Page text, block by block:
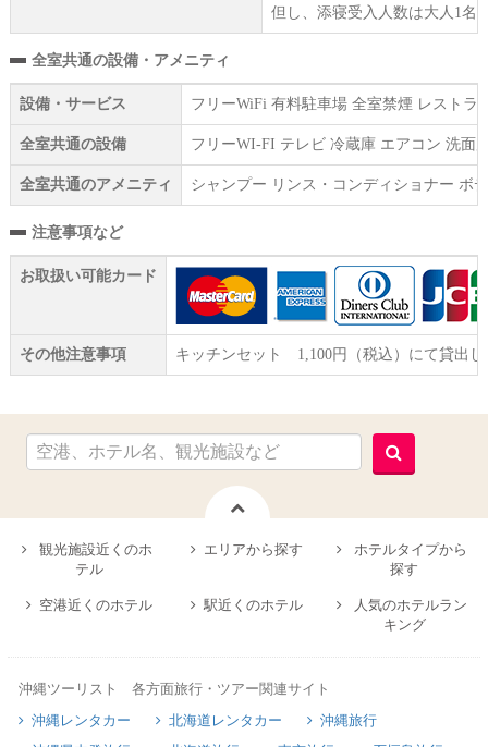
但し、添寝受入人数は大人1名
全室共通の設備・アメニティ
設備・サービス フリーWiFi 有料駐車場 全室禁煙 レスト
全室共通の設備 フリーWI‐FI テレビ 冷蔵庫 エアコン 洗面
全室共通のアメニティ シャンプー リンス・コンディショナー ボ
注意事項など
お取扱い可能カード
その他注意事項 キッチンセット 1,100円（税込）にて貸出し
観光施設近くのホ
テル
エリアから探す
ホテルタイプから
探す
空港近くのホテル 駅近くのホテル
人気のホテルラン
キング
沖縄ツーリスト 各方面旅行・ツアー関連サイト
沖縄レンタカー
北海道レンタカー
沖縄旅行